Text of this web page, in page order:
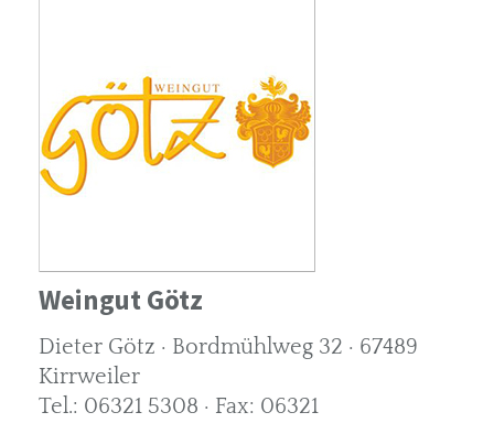
Weingut Götz
Dieter Götz · Bordmühlweg 32 · 67489
Kirrweiler
Tel.: 06321 5308 · Fax: 06321